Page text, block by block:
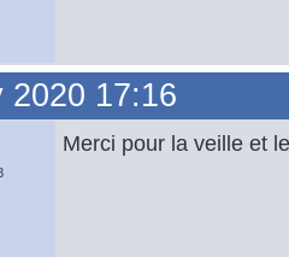
2020 17:16
Merci pour la veille et